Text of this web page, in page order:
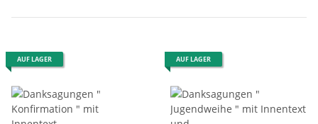
AUF LAGER AUF LAGER